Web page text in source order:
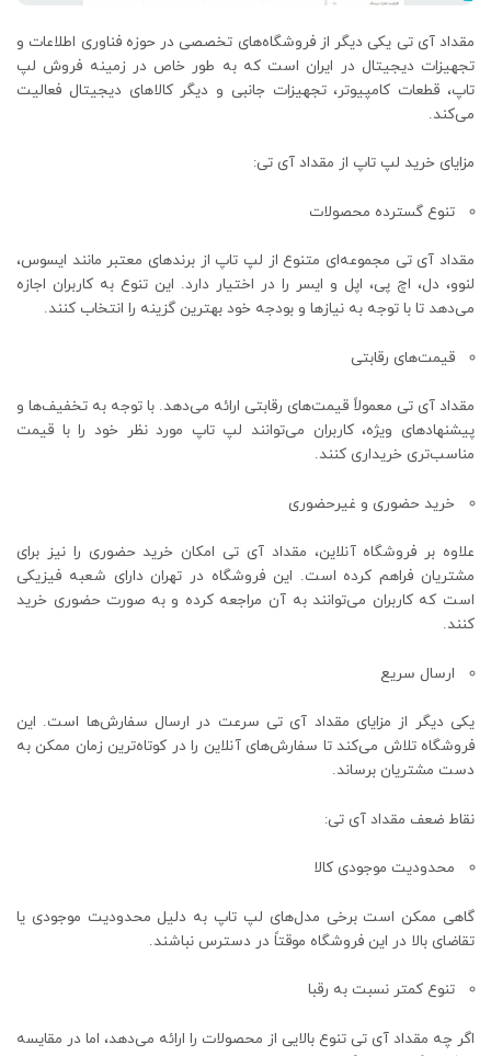
مقداد آی تی یکی دیگر از فروشگاه‌های تخصصی در حوزه فناوری اطلاعات و
تجهیزات دیجیتال در ایران است که به طور خاص در زمینه فروش لپ
‌تاپ‌، قطعات کامپیوتر، تجهیزات جانبی و دیگر کالاهای دیجیتال فعالیت
می‌کند.
مزایای خرید لپ تاپ از مقداد آی تی:
تنوع گسترده محصولات
مقداد آی تی مجموعه‌ای متنوع از لپ ‌تاپ‌ از برندهای معتبر مانند ایسوس،
لنوو، دل، اچ ‌پی، اپل و ایسر را در اختیار دارد. این تنوع به کاربران اجازه
می‌دهد تا با توجه به نیازها و بودجه خود بهترین گزینه را انتخاب کنند.
قیمت‌های رقابتی
مقداد آی تی معمولاً قیمت‌های رقابتی ارائه می‌دهد. با توجه به تخفیف‌ها و
پیشنهادهای ویژه، کاربران می‌توانند لپ‌ تاپ‌ مورد نظر خود را با قیمت
مناسب‌تری خریداری کنند.
خرید حضوری و غیرحضوری
علاوه بر فروشگاه آنلاین، مقداد آی تی امکان خرید حضوری را نیز برای
مشتریان فراهم کرده است. این فروشگاه در تهران دارای شعبه فیزیکی
است که کاربران می‌توانند به آن مراجعه کرده و به صورت حضوری خرید
کنند.
ارسال سریع
یکی دیگر از مزایای مقداد آی تی سرعت در ارسال سفارش‌ها است. این
فروشگاه تلاش می‌کند تا سفارش‌های آنلاین را در کوتاه‌ترین زمان ممکن به
دست مشتریان برساند.
نقاط ضعف مقداد آی تی:
محدودیت موجودی کالا
گاهی ممکن است برخی مدل‌های لپ ‌تاپ به دلیل محدودیت موجودی یا
تقاضای بالا در این فروشگاه موقتاً در دسترس نباشند.
تنوع کمتر نسبت به رقبا
اگر چه مقداد آی تی تنوع بالایی از محصولات را ارائه می‌دهد، اما در مقایسه